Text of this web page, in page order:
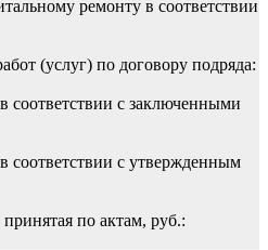
ремонту в соответствии
(услуг) по договору подряда:
соответствии с заключенными
соответствии с утвержденным
по актам, руб.: